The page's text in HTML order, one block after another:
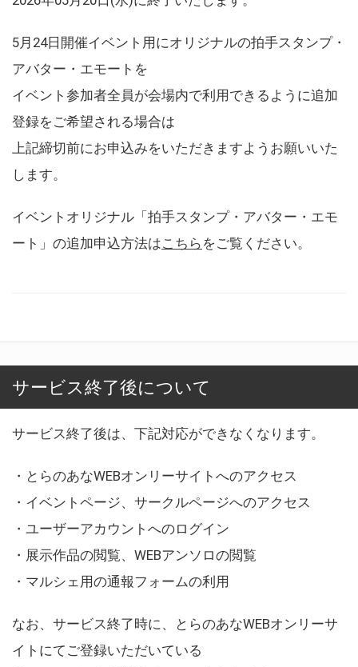
5月24日開催イベント用にオリジナルの拍手スタンプ・
アバター・エモートを
イベント参加者全員が会場内で利用できるように追加
登録をご希望される場合は
上記締切前にお申込みをいただきますようお願いいた
します。
イベントオリジナル「拍手スタンプ・アバター・エモ
ート」の追加申込方法はこちら をご覧ください。
サービス終了後について
サービス終了後は、下記対応ができなくなります。
・とらのあなWEBオンリーサイトへのアクセス
・イベントページ、サークルページへのアクセス
・ユーザーアカウントへのログイン
・展示作品の閲覧、WEBアンソロの閲覧
・マルシェ用の通報フォームの利用
なお、サービス終了時に、とらのあなWEBオンリーサ
イトにてご登録いただいている